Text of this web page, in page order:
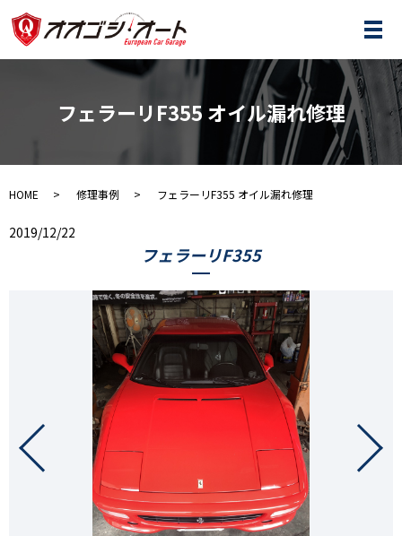
メ
フェラーリF355 オイル漏れ修理
HOME 修理事例 フェラーリF355 オイル漏れ修理
2019/12/22
フェラーリF355